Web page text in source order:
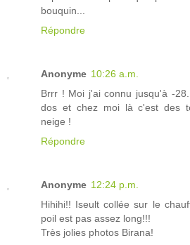
bouquin...
Répondre
Anonyme 10:26 a.m.
Brrr ! Moi j'ai connu jusqu'à -
dos et chez moi là c'est des
neige !
Répondre
Anonyme 12:24 p.m.
Hihihi!! Iseult collée sur le
poil est pas assez long!!!
Très jolies photos Birana!